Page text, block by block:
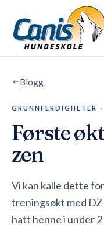
Skip to main content
Kurs
Blogg
Blogg
GRUNNFERDIGHETER ·
Første
zen
Vi kan kalle dette
treningsøkt med DZ
hatt henne i under